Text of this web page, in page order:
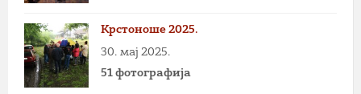
Крстоноше 2025.
30. мај 2025.
51 фотографија